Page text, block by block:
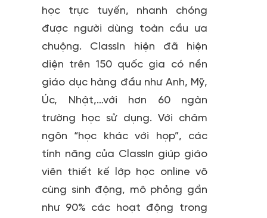
học trực tuyến, nhanh chóng
được người dùng toàn cầu ưa
chuộng. ClassIn hiện đã hiện
diện trên 150 quốc gia có nền
giáo dục hàng đầu như Anh, Mỹ,
Úc, Nhật,…với hơn 60 ngàn
trường học sử dụng. Với châm
ngôn “học khác với họp”, các
tính năng của ClassIn giúp giáo
viên thiết kế lớp học online vô
cùng sinh động, mô phỏng gần
như 90% các hoạt động trong